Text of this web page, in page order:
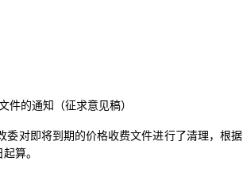
件的通知（征求意见稿）
委对即将到期的价格收费文件进行了清理，根
算。